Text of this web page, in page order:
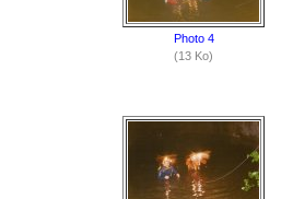
Photo 4
(13 Ko)